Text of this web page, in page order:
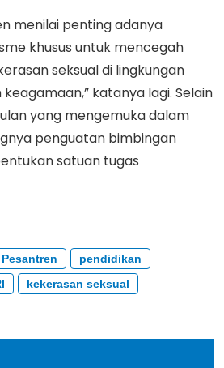
menilai penting adanya
khusus untuk mencegah
seksual di lingkungan
katanya lagi. Selain
yang mengemuka dalam
penguatan bimbingan
satuan tugas
Pesantren
pendidikan
kekerasan seksual